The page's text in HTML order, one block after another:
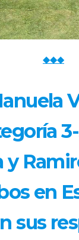
◆◆◆
y
en
sus